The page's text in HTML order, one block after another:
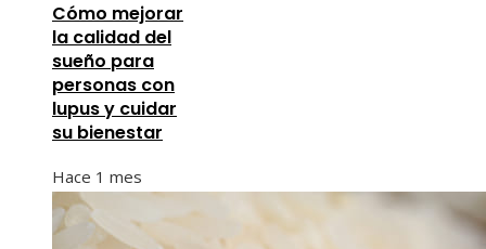
Cómo mejorar
la calidad del
sueño para
personas con
lupus y cuidar
su bienestar
Hace 1 mes